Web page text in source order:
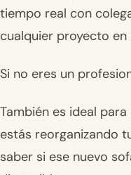
tiempo real con
cualquier proyecto
Si no eres un
También es ideal
estás reorganizando
saber si ese nuevo